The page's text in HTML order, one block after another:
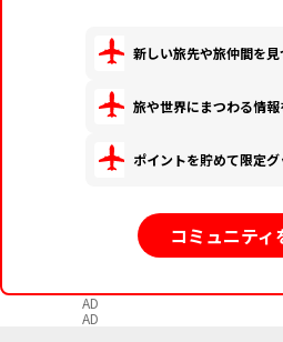
新しい旅先や旅仲間を見
旅や世界にまつわる情報
ポイントを貯めて限定グ
コミュニティ
AD
AD